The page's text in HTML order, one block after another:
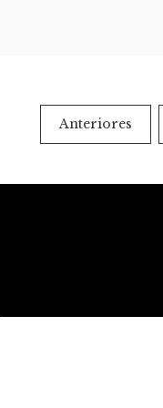
Anteriores